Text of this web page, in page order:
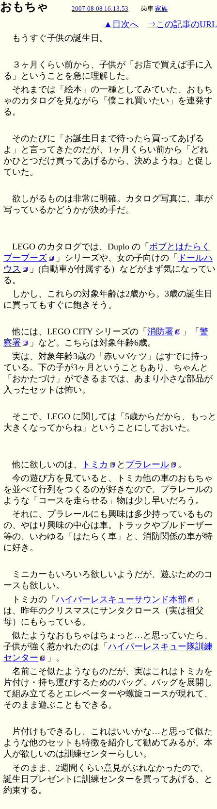
おもちゃ 2007-08-08 16:13:53 歯車 家族
▲目次へ
⇒この記事のURL
もうすぐ子供の誕生日。
３ヶ月くらい前から、子供が「お店で買えば手に入
る」ということを急に理解した。
それまでは「絵本」の一種としてみていた、おもち
ゃのカタログを見ながら「僕これ買いたい」を連発す
る。
そのたびに「お誕生日まで待ったら買ってあげる
よ」と言ってきたのだが、1ヶ月くらい前から「どれ
かひとつだけ買ってあげるから、決めようね」と促し
ていた。
欲しがるものは非常に明確。カタログ写真に、車が
写っているかどうかが決め手だ。
LEGO のカタログでは、Duplo の「 ボブとはたらく
ブーブーズ
」シリーズや、女の子向けの「 ドールハ
ウス
」(自動車が付属する）などがまず気になってい
る。
しかし、これらの対象年齢は2歳から。3歳の誕生日
に買ってもすぐに飽きそう。
他には、LEGO CITY シリーズの「消防署 」「警
察署
」など。こちらは対象年齢6歳。
実は、対象年齢3歳の「赤いバケツ」はすでに持っ
ている。下の子が3ヶ月ということもあり、ちゃんと
「おかたづけ」ができるまでは、あまり小さな部品が
入ったセットは怖い。
そこで、LEGO に関しては「5歳からだから、もっと
大きくなってからね」ということにしておいた。
他に欲しいのは、 トミカ と プラレール
。
今の遊び方を見ていると、トミカ他の車のおもちゃ
を並べて行列をつくるのが好きなので、プラレールの
ような「コースを走らせる」物は少し早いだろう。
それに、プラレールにも興味は多少持っているもの
の、やはり興味の中心は車。トラックやブルドーザー
等の、いわゆる「はたらく車」と、消防関係の車が特
に好き。
ミニカーもいろいろ欲しいようだが、遊ぶためのコ
ースも欲しい。
トミカの「ハイパーレスキューサウンド本部
」
は、昨年のクリスマスにサンタクロース（実は祖父
母）にもらっている。
似たようなおもちゃはちょっと…と思っていたら、
子供が強く惹かれたのは「ハイパーレスキュー隊訓練
センター
」。
名前こそ似たようなものだが、実はこれはトミカを
片付け・持ち運びするためのバッグ。バッグを展開し
て組み立てるとエレベーターや螺旋コースが現れて、
そのまま遊ぶこともできる。
片付けもできるし、これはいいかな…と思って似た
ような他のセットも特徴を紹介して勧めてみるが、本
人が欲しいのは訓練センターらしい。
そのまま、2週間くらい意見がぶれなかったので、
誕生日プレゼントに訓練センターを買ってあげる、と
約束する。